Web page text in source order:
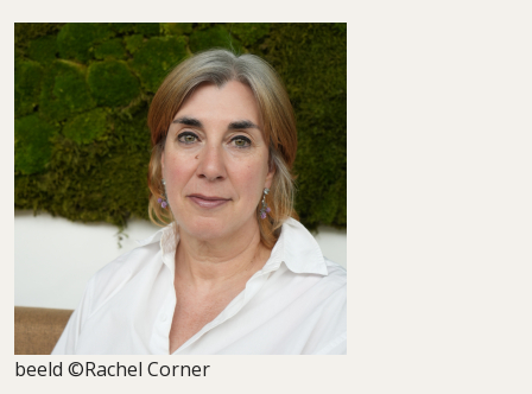
beeld ©Rachel Corner